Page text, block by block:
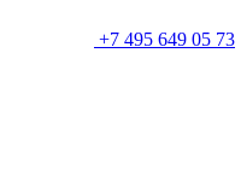
+7 495 649 05 73